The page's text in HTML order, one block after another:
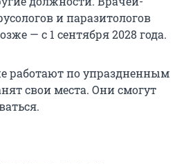
и паразитологов
— с 1 сентября 2028 года.
работают по упраздненным
свои места. Они смогут